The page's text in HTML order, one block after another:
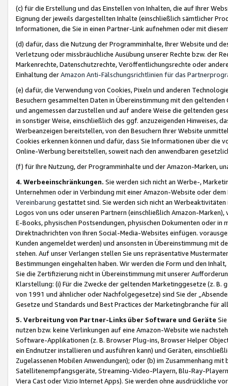
(c) für die Erstellung und das Einstellen von Inhalten, die auf Ihrer
Eignung der jeweils dargestellten Inhalte (einschließlich sämtlicher
Informationen, die Sie in einen Partner-Link aufnehmen oder mit
(d) dafür, dass die Nutzung der Programminhalte, Ihrer Website und
Verletzung oder missbräuchliche Ausübung unserer Rechte bzw. der
Markenrechte, Datenschutzrechte, Veröffentlichungsrechte oder
Einhaltung derAmazon Anti-Fälschungsrichtlinien für das
(e) dafür, die Verwendung von Cookies, Pixeln und anderen
Besuchern gesammelten Daten in Übereinstimmung mit den
und angemessen darzustellen und auf andere Weise die geltenden
in sonstiger Weise, einschließlich des ggf. anzuzeigenden Hinweises,
Werbeanzeigen bereitstellen, von den Besuchern Ihrer Website
Cookies erkennen können und dafür, dass Sie Informationen über die
Online-Werbung bereitstellen, soweit nach den anwendbaren
(f) für Ihre Nutzung, der Programminhalte und der Amazon-Marken,
4. Werbeeinschränkungen. Sie werden sich nicht an Werbe-,
Unternehmen oder in Verbindung mit einer Amazon-Website oder
Vereinbarung gestattet sind. Sie werden sich nicht an
Logos von uns oder unseren Partnern (einschließlich Amazon-
E-Books, physischen Postsendungen, physischen Dokumenten oder in
Direktnachrichten von Ihren Social-Media-Websites einfügen.
Kunden angemeldet werden) und ansonsten in Übereinstimmung mit
stehen. Auf unser Verlangen stellen Sie uns repräsentative
Bestimmungen eingehalten haben. Wir werden die Form und den
Sie die Zertifizierung nicht in Übereinstimmung mit unserer
Klarstellung: (i) Für die Zwecke der geltenden Marketinggesetze (z. B.
von 1991 und ähnlicher oder Nachfolgegesetze) sind Sie der
Gesetze und Standards und Best Practices der Marketingbranche für
5. Verbreitung von Partner-Links über Software und Geräte
nutzen bzw. keine Verlinkungen auf eine Amazon-Website wie
Software-Applikationen (z. B. Browser Plug-ins, Browser Helper
ein Endnutzer installieren und ausführen kann) und Geräten,
Zugelassenen Mobilen Anwendungen); oder (b) im Zusammenhang
Satellitenempfangsgeräte, Streaming-Video-Playern, Blu-Ray-
Viera Cast oder Vizio Internet Apps). Sie werden ohne ausdrückliche